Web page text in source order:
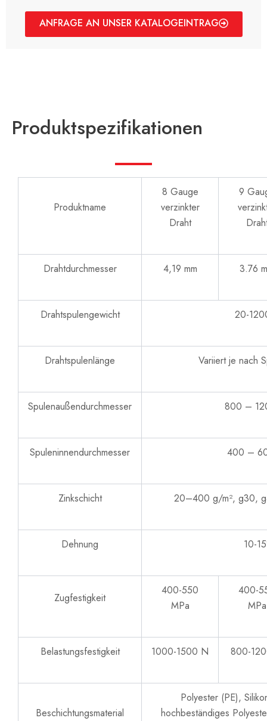
ANFRAGE AN UNSER KATALOGEINTRAG
Produktspezifikationen
Produktname
8 Gauge
verzinkter
Draht
9
Drahtdurchmesser 4,19 mm 3.76
Drahtspulengewicht 20-
Drahtspulenlänge Variiert je nach
Spulenaußendurchmesser 800 –
Spuleninnendurchmesser 400 –
Zinkschicht 20–400 g/m², g30,
Dehnung 10-
Zugfestigkeit
400-550
MPa
400-
MPa
Belastungsfestigkeit 1000-1500 N 800-
Beschichtungsmaterial
Polyester (PE),
hochbeständiges